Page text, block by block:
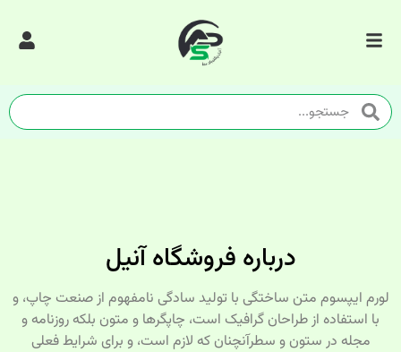
درباره فروشگاه آنیل
لورم ایپسوم متن ساختگی با تولید سادگی نامفهوم از صنعت چاپ، و
با استفاده از طراحان گرافیک است، چاپگرها و متون بلکه روزنامه و
مجله در ستون و سطرآنچنان که لازم است، و برای شرایط فعلی